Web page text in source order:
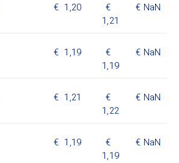
1,20
1,21
NaN
1,19
1,19
NaN
1,21
1,22
NaN
1,19
1,19
NaN